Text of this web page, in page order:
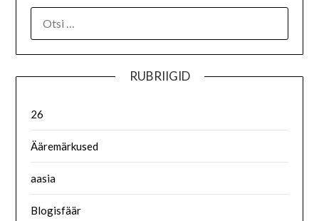
RUBRIIGID
26
Ääremärkused
aasia
Blogisfäär